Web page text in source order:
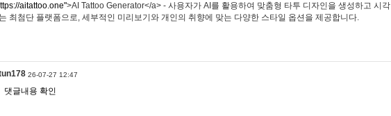
aitattoo.one">AI Tattoo Generator</a> - 사용자가 AI를 활용하여 맞춤형 타투 디자인을 생성하고 시각
최첨단 플랫폼으로, 세부적인 미리보기와 개인의 취향에 맞는 다양한 스타일 옵션을 제공합니다.
26-07-27 12:47
댓글내용 확인